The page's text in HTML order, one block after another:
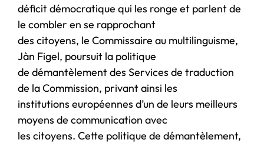
déficit démocratique qui les ronge et parlent de
le combler en se rapprochant
des citoyens, le Commissaire au multilinguisme,
Jàn Figel, poursuit la politique
de démantèlement des Services de traduction
de la Commission, privant ainsi les
institutions européennes d’un de leurs meilleurs
moyens de communication avec
les citoyens. Cette politique de démantèlement,